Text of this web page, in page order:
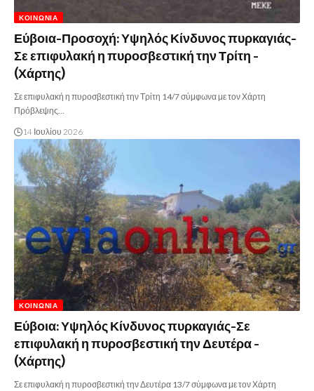
ΚΟΙΝΩΝΊΑ
Εύβοια-Προσοχή: Υψηλός Κίνδυνος πυρκαγιάς-
Σε επιφυλακή η πυροσβεστική την Τρίτη -
(Χάρτης)
Σε επιφυλακή η πυροσβεστική την Τρίτη 14/7 σύμφωνα με τον Χάρτη
Πρόβλεψης…
14 Ιουλίου 2026
ΚΟΙΝΩΝΊΑ
Εύβοια: Υψηλός Κίνδυνος πυρκαγιάς-Σε
επιφυλακή η πυροσβεστική την Δευτέρα -
(Χάρτης)
Σε επιφυλακή η πυροσβεστική την Δευτέρα 13/7 σύμφωνα με τον Χάρτη